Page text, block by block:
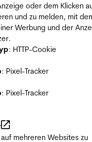
oder dem Klicken
und zu melden, mit
Werbung und der
: HTTP-Cookie
: Pixel-Tracker
: Pixel-Tracker
mehreren Websites zu